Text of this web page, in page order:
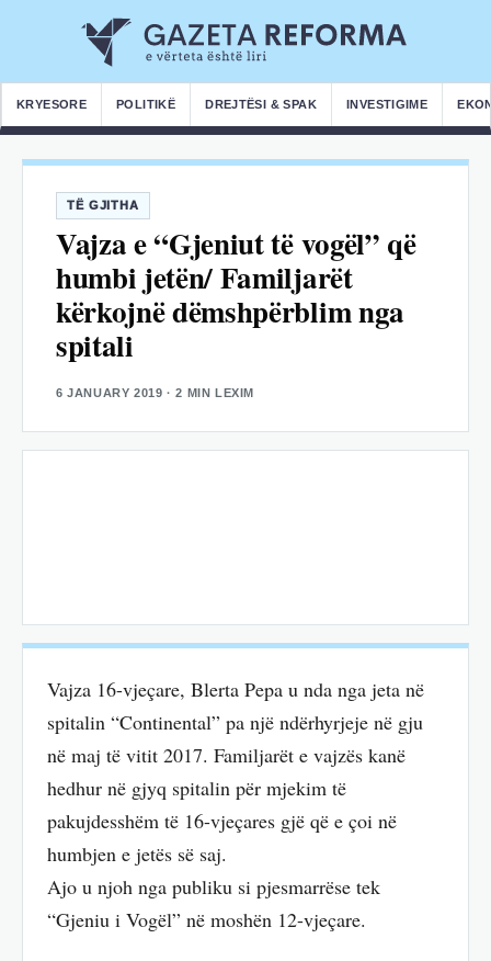
KRYESORE POLITIKË DREJTËSI & SPAK INVESTIGIME
TË GJITHA
Vajza e “Gjeniut të vogël” që
humbi jetën/ Familjarët
kërkojnë dëmshpërblim nga
spitali
6 JANUARY 2019 · 2 MIN LEXIM
Vajza 16-vjeçare, Blerta Pepa u nda nga jeta në
spitalin “Continental” pa një ndërhyrjeje në gju
në maj të vitit 2017. Familjarët e vajzës kanë
hedhur në gjyq spitalin për mjekim të
pakujdesshëm të 16-vjeçares gjë që e çoi në
humbjen e jetës së saj.
Ajo u njoh nga publiku si pjesmarrëse tek
“Gjeniu i Vogël” në moshën 12-vjeçare.